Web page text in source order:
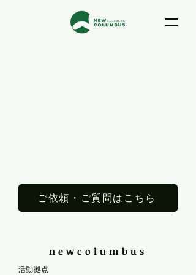
ご依頼・ご質問はこちら
newcolumbus
​活動拠点